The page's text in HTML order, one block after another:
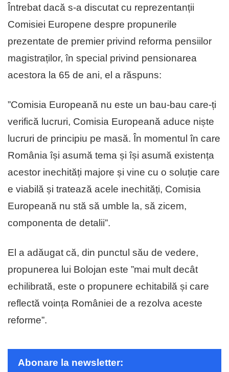
Întrebat dacă s-a discutat cu reprezentanții
Comisiei Europene despre propunerile
prezentate de premier privind reforma pensiilor
magistraților, în special privind pensionarea
acestora la 65 de ani, el a răspuns:
”Comisia Europeană nu este un bau-bau care-ți
verifică lucruri, Comisia Europeană aduce niște
lucruri de principiu pe masă. În momentul în care
România își asumă tema și își asumă existența
acestor inechități majore și vine cu o soluție care
e viabilă și tratează acele inechități, Comisia
Europeană nu stă să umble la, să zicem,
componenta de detalii”.
El a adăugat că, din punctul său de vedere,
propunerea lui Bolojan este ”mai mult decât
echilibrată, este o propunere echitabilă și care
reflectă voința României de a rezolva aceste
reforme”.
Abonare la newsletter: